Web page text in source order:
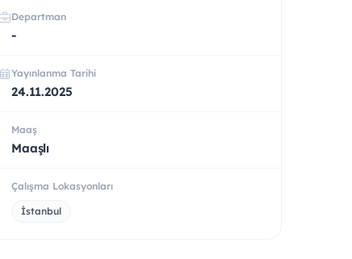
Departman
-
Yayınlanma Tarihi
24.11.2025
Maaş
Maaşlı
Çalışma Lokasyonları
İstanbul